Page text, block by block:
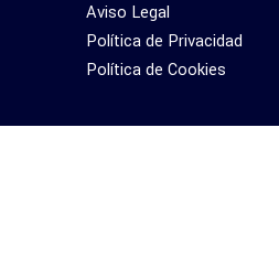
Aviso Legal
Política de Privacidad
Política de Cookies